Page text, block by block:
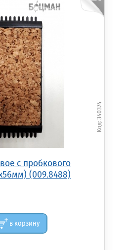
с пробкового
(009.8488)
340374
в корзину